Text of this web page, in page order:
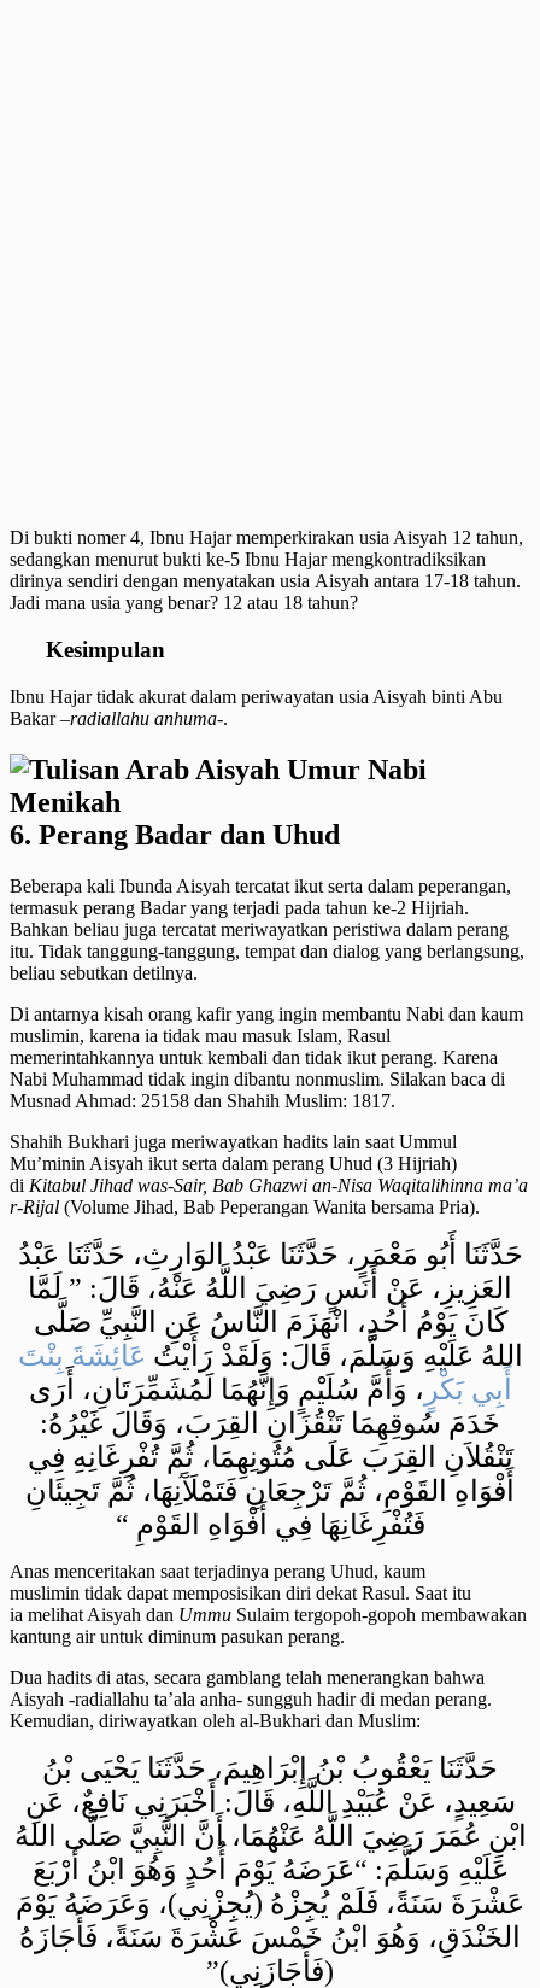
Di bukti nomer 4, Ibnu Hajar memperkirakan usia Aisyah 12 tahun,
sedangkan menurut bukti ke-5 Ibnu Hajar mengkontradiksikan
dirinya sendiri dengan menyatakan usia Aisyah antara 17-18 tahun.
Jadi mana usia yang benar? 12 atau 18 tahun?
Kesimpulan
Ibnu Hajar tidak akurat dalam periwayatan usia Aisyah binti Abu
Bakar –radiallahu anhuma-.
6. Perang Badar dan Uhud
Beberapa kali Ibunda Aisyah tercatat ikut serta dalam peperangan,
termasuk perang Badar yang terjadi pada tahun ke-2 Hijriah.
Bahkan beliau juga tercatat meriwayatkan peristiwa dalam perang
itu. Tidak tanggung-tanggung, tempat dan dialog yang berlangsung,
beliau sebutkan detilnya.
Di antarnya kisah orang kafir yang ingin membantu Nabi dan kaum
muslimin, karena ia tidak mau masuk Islam, Rasul
memerintahkannya untuk kembali dan tidak ikut perang. Karena
Nabi Muhammad tidak ingin dibantu nonmuslim. Silakan baca di
Musnad Ahmad: 25158 dan Shahih Muslim: 1817.
Shahih Bukhari juga meriwayatkan hadits lain saat Ummul
Mu’minin Aisyah ikut serta dalam perang Uhud (3 Hijriah)
di Kitabul Jihad was-Sair, Bab Ghazwi an-Nisa Waqitalihinna ma’a
r-Rijal (Volume Jihad, Bab Peperangan Wanita bersama Pria).
حَدَّثَنَا أَبُو مَعْمَرٍ، حَدَّثَنَا عَبْدُ الوَارِثِ، حَدَّثَنَا عَبْدُ
العَزِيزِ، عَنْ أَنَسٍ رَضِيَ اللَّهُ عَنْهُ، قَالَ: ” لَمَّا
كَانَ يَوْمُ أُحُدٍ، انْهَزَمَ النَّاسُ عَنِ النَّبِيِّ صَلَّى
اللهُ عَلَيْهِ وَسَلَّمَ، قَالَ: وَلَقَدْ رَأَيْتُ عَائِشَةَ بِنْتَ
أَبِي بَكْرٍ ، وَأُمَّ سُلَيْمٍ وَإِنَّهُمَا لَمُشَمِّرَتَانِ، أَرَى
خَدَمَ سُوقِهِمَا تَنْقُزَانِ القِرَبَ، وَقَالَ غَيْرُهُ:
تَنْقُلاَنِ القِرَبَ عَلَى مُتُونِهِمَا، ثُمَّ تُفْرِغَانِهِ فِي
أَفْوَاهِ القَوْمِ، ثُمَّ تَرْجِعَانِ فَتَمْلَآَنِهَا، ثُمَّ تَجِيئَانِ
فَتُفْرِغَانِهَا فِي أَفْوَاهِ القَوْمِ “
Anas menceritakan saat terjadinya perang Uhud, kaum
muslimin tidak dapat memposisikan diri dekat Rasul. Saat itu
ia melihat Aisyah dan Ummu Sulaim tergopoh-gopoh membawakan
kantung air untuk diminum pasukan perang.
Dua hadits di atas, secara gamblang telah menerangkan bahwa
Aisyah -radiallahu ta’ala anha- sungguh hadir di medan perang.
Kemudian, diriwayatkan oleh al-Bukhari dan Muslim:
حَدَّثَنَا يَعْقُوبُ بْنُ إِبْرَاهِيمَ، حَدَّثَنَا يَحْيَى بْنُ
سَعِيدٍ، عَنْ عُبَيْدِ اللَّهِ، قَالَ: أَخْبَرَنِي نَافِعٌ، عَنِ
ابْنِ عُمَرَ رَضِيَ اللَّهُ عَنْهُمَا، أَنَّ النَّبِيَّ صَلَّى اللهُ
عَلَيْهِ وَسَلَّمَ: “عَرَضَهُ يَوْمَ أُحُدٍ وَهُوَ ابْنُ أَرْبَعَ
عَشْرَةَ سَنَةً، فَلَمْ يُجِزْهُ (يُجِزْنِي)، وَعَرَضَهُ يَوْمَ
الخَنْدَقِ، وَهُوَ ابْنُ خَمْسَ عَشْرَةَ سَنَةً، فَأَجَازَهُ
(فَأَجَازَنِي)”